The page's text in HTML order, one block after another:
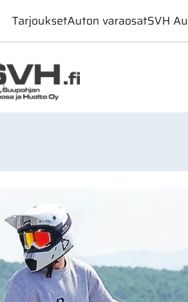
TarjouksetAuton varaosatSVH